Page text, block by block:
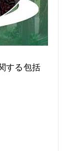
する包括